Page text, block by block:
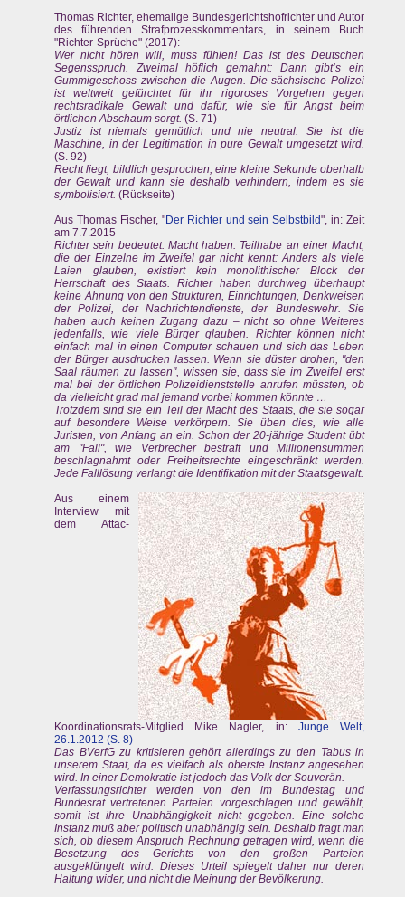
Thomas Richter, ehemalige Bundesgerichtshofrichter und Autor
des führenden Strafprozesskommentars, in seinem Buch
"Richter-Sprüche" (2017):
Wer nicht hören will, muss fühlen! Das ist des Deutschen
Segensspruch. Zweimal höflich gemahnt: Dann gibt’s ein
Gummigeschoss zwischen die Augen. Die sächsische Polizei
ist weltweit gefürchtet für ihr rigoroses Vorgehen gegen
rechtsradikale Gewalt und dafür, wie sie für Angst beim
örtlichen Abschaum sorgt. (S. 71)
Justiz ist niemals gemütlich und nie neutral. Sie ist die
Maschine, in der Legitimation in pure Gewalt umgesetzt wird.
(S. 92)
Recht liegt, bildlich gesprochen, eine kleine Sekunde oberhalb
der Gewalt und kann sie deshalb verhindern, indem es sie
symbolisiert. (Rückseite)
Aus Thomas Fischer, "Der Richter und sein Selbstbild", in: Zeit
am 7.7.2015
Richter sein bedeutet: Macht haben. Teilhabe an einer Macht,
die der Einzelne im Zweifel gar nicht kennt: Anders als viele
Laien glauben, existiert kein monolithischer Block der
Herrschaft des Staats. Richter haben durchweg überhaupt
keine Ahnung von den Strukturen, Einrichtungen, Denkweisen
der Polizei, der Nachrichtendienste, der Bundeswehr. Sie
haben auch keinen Zugang dazu – nicht so ohne Weiteres
jedenfalls, wie viele Bürger glauben. Richter können nicht
einfach mal in einen Computer schauen und sich das Leben
der Bürger ausdrucken lassen. Wenn sie düster drohen, "den
Saal räumen zu lassen", wissen sie, dass sie im Zweifel erst
mal bei der örtlichen Polizeidienststelle anrufen müssten, ob
da vielleicht grad mal jemand vorbei kommen könnte …
Trotzdem sind sie ein Teil der Macht des Staats, die sie sogar
auf besondere Weise verkörpern. Sie üben dies, wie alle
Juristen, von Anfang an ein. Schon der 20-jährige Student übt
am "Fall", wie Verbrecher bestraft und Millionensummen
beschlagnahmt oder Freiheitsrechte eingeschränkt werden.
Jede Falllösung verlangt die Identifikation mit der Staatsgewalt.
Aus einem
Interview mit
dem Attac-
Koordinationsrats-Mitglied Mike Nagler, in: Junge Welt,
26.1.2012 (S. 8)
Das BVerfG zu kritisieren gehört allerdings zu den Tabus in
unserem Staat, da es vielfach als oberste Instanz angesehen
wird. In einer Demokratie ist jedoch das Volk der Souverän.
Verfassungsrichter werden von den im Bundestag und
Bundesrat vertretenen Parteien vorgeschlagen und gewählt,
somit ist ihre Unabhängigkeit nicht gegeben. Eine solche
Instanz muß aber politisch unabhängig sein. Deshalb fragt man
sich, ob diesem Anspruch Rechnung getragen wird, wenn die
Besetzung des Gerichts von den großen Parteien
ausgeklüngelt wird. Dieses Urteil spiegelt daher nur deren
Haltung wider, und nicht die Meinung der Bevölkerung.